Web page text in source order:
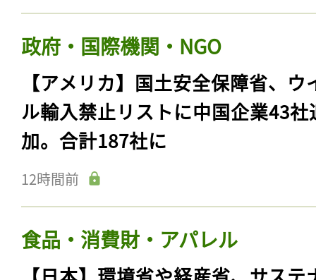
政府・国際機関・NGO
【アメリカ】国土安全保障省、ウ
ル輸入禁止リストに中国企業43社
加。合計187社に
12時間前
食品・消費財・アパレル